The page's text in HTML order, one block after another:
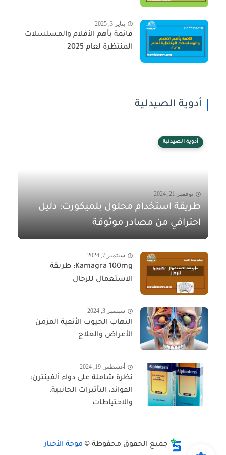
يناير 3, 2025
قائمة بأهم الأفلام والمسلسلات
المنتظرة لعام 2025
أدوية الصيدلية
أدوية الصيدلية
نوفمبر 21, 2024
طريقة استخدام محلول بلميكورت: دليل
احترافي من مصادر موثوقة
سبتمبر 7, 2024
Kamagra 100mg: طريقة
الاستعمال للرجال
سبتمبر 3, 2024
التهاب الجيوب الأنفية المزمن
الأعراض والعلاج
أغسطس 19, 2024
نظرة شاملة على دواء ألفينترن:
الفوائد، التأثيرات الجانبية،
والاحتياطات
جميع الحقوق محفوظة © موجة الأخبار